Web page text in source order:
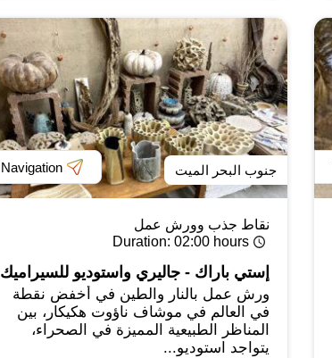
جنوب البحر الميت Navigation
نقاط جذب وورش عمل
Duration: 02:00 hours
إستي باراك - جاليري واستوديو للسيراميك
ورش عمل بالنار والطين في أخفض نقطة
في العالم في موشاف ناؤوت هكيكار، بين
المناظر الطبيعية المميزة في الصحراء،
يتواجد استوديو...